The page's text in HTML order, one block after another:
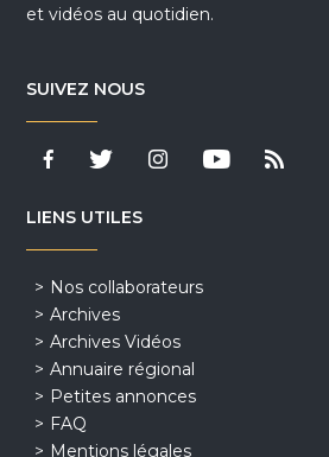
et vidéos au quotidien.
SUIVEZ NOUS
LIENS UTILES
Nos collaborateurs
Archives
Archives Vidéos
Annuaire régional
Petites annonces
FAQ
Mentions légales